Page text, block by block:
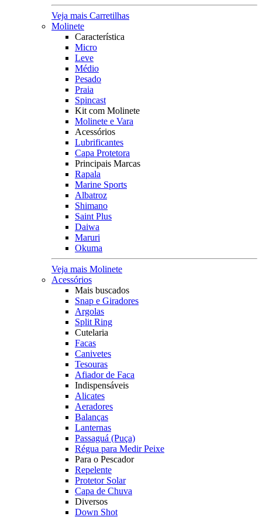
Veja mais Carretilhas
Molinete
Característica
Micro
Leve
Médio
Pesado
Praia
Spincast
Kit com Molinete
Molinete e Vara
Acessórios
Lubrificantes
Capa Protetora
Principais Marcas
Rapala
Marine Sports
Albatroz
Shimano
Saint Plus
Daiwa
Maruri
Okuma
Veja mais Molinete
Acessórios
Mais buscados
Snap e Giradores
Argolas
Split Ring
Cutelaria
Facas
Canivetes
Tesouras
Afiador de Faca
Indispensáveis
Alicates
Aeradores
Balanças
Lanternas
Passaguá (Puça)
Régua para Medir Peixe
Para o Pescador
Repelente
Protetor Solar
Capa de Chuva
Diversos
Down Shot